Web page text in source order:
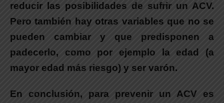
reducir las posibilidades de sufrir un ACV.
Pero también hay otras variables que no se
pueden cambiar y que predisponen a
padecerlo, como por ejemplo la edad (a
mayor edad más riesgo) y ser varón.
En conclusión, para prevenir un ACV es